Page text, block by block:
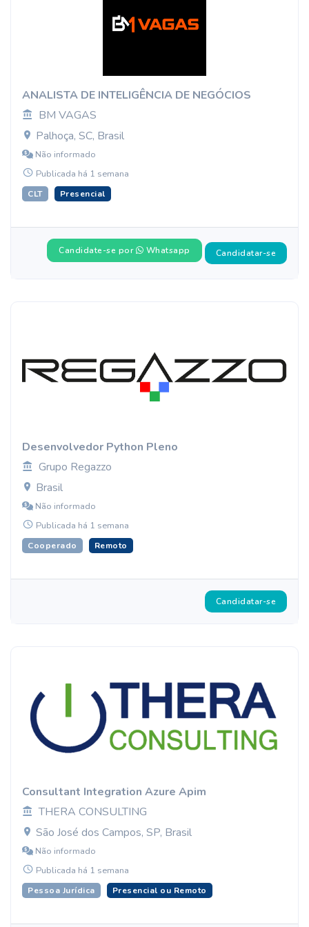
ANALISTA DE INTELIGÊNCIA DE NEGÓCIOS
BM VAGAS
Palhoça, SC, Brasil
Não informado
Publicada há 1 semana
CLT Presencial
Candidate-se por Whatsapp Candidatar-se
Desenvolvedor Python Pleno
Grupo Regazzo
Brasil
Não informado
Publicada há 1 semana
Cooperado Remoto
Candidatar-se
Consultant Integration Azure Apim
THERA CONSULTING
São José dos Campos, SP, Brasil
Não informado
Publicada há 1 semana
Pessoa Jurídica Presencial ou Remoto